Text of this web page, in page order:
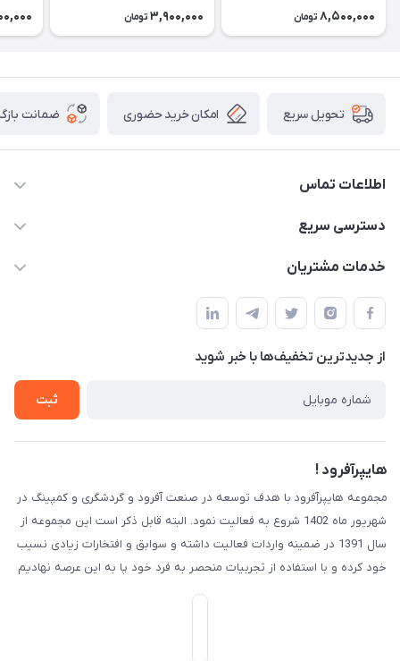
8,500,000 تومان 3,900,000 تومان
تحویل سریع امکان خرید حضوری ضمانت
اطلاعات تماس
09120582600
دسترسی سریع
حساب کاربری
لیست محصولات
درباره ما
خدمات مشتریان
قوانین و مقررات
حریم خصوصی
راهنما
از جدید‌ترین تخفیف‌ها با‌ خبر شوید
ثبت
هایپرآفرود !
مجموعه هایپرآفرود با هدف توسعه در صنعت آفرود و گردشگری و کمپینگ در
شهریور ماه 1402 شروع به فعالیت نمود. البته قابل ذکر است این مجموعه از
سال 1391 در ضمینه واردات فعالیت داشته و سوابق و افتخارات زیادی نسیب
خود کرده و با استفاده از تجربیات منحصر به فرد خود پا به این عرصه نهادیم